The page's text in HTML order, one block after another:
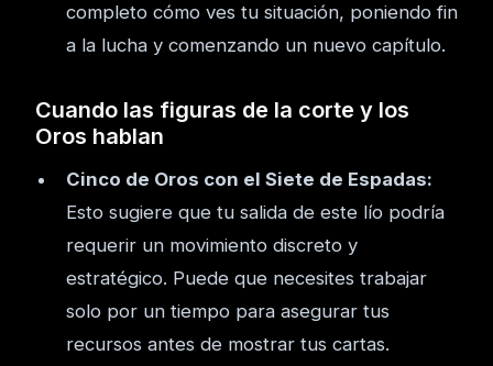
completo cómo ves tu situación, poniendo fin
a la lucha y comenzando un nuevo capítulo.
Cuando las figuras de la corte y los
Oros hablan
Cinco de Oros con el Siete de Espadas:
Esto sugiere que tu salida de este lío podría
requerir un movimiento discreto y
estratégico. Puede que necesites trabajar
solo por un tiempo para asegurar tus
recursos antes de mostrar tus cartas.